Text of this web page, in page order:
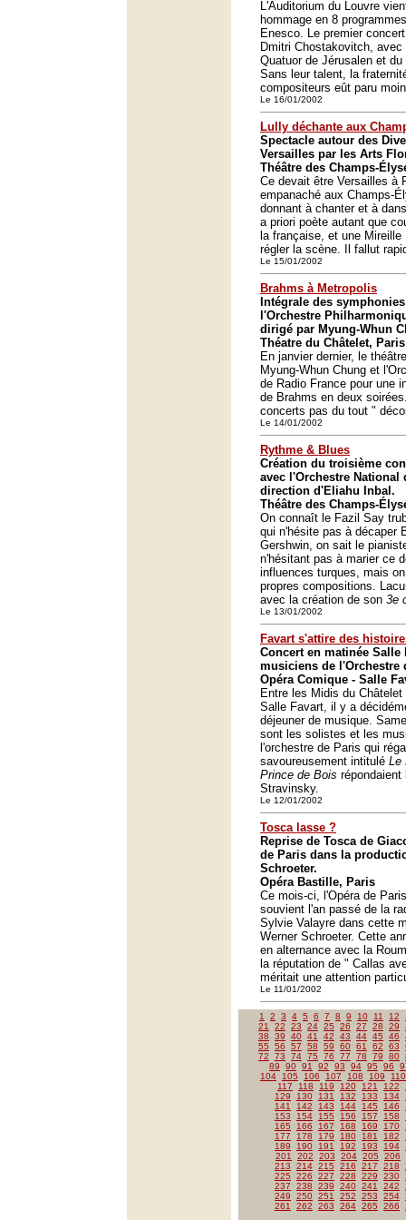
L'Auditorium du Louvre
hommage en 8
Enesco. Le premier
Dmitri Chostakovitch,
Quatuor de Jérusalen et
Sans leur talent, la
compositeurs eût paru
Le 16/01/2002
Lully déchante aux
Spectacle autour des
Versailles par les Arts
Théâtre des Champs-
Ce devait être Versailles à
empanaché aux Champs-
donnant à chanter et à
a priori poète autant que
la française, et une
régler la scène. Il fallut
Le 15/01/2002
Brahms à Metropolis
Intégrale des
l'Orchestre
dirigé par Myung-Whun
Théatre du Châtelet, Paris
En janvier dernier, le
Myung-Whun Chung et
de Radio France pour une
de Brahms en deux
concerts pas du tout "
Le 14/01/2002
Rythme & Blues
Création du troisième
avec l'Orchestre National
direction d'Eliahu Inbal.
Théâtre des Champs-
On connaît le Fazil Say
qui n'hésite pas à décaper
Gershwin, on sait le
n'hésitant pas à marier ce
influences turques, mais
propres compositions.
avec la création de son 3e
Le 13/01/2002
Favart s'attire des
Concert en matinée Salle
musiciens de l'Orchestre
Opéra Comique - Salle
Entre les Midis du
Salle Favart, il y a
déjeuner de musique.
sont les solistes et les
l'orchestre de Paris qui
savoureusement intitulé Le
Prince de Bois
Stravinsky.
Le 12/01/2002
Tosca lasse ?
Reprise de Tosca de
de Paris dans la
Schroeter.
Opéra Bastille, Paris
Ce mois-ci, l'Opéra de
souvient l'an passé de la
Sylvie Valayre dans cette
Werner Schroeter. Cette
en alternance avec la
la réputation de " Callas
méritait une attention
Le 11/01/2002
1 2 3 4 5 6 7 8 9 10 11 12
21
22 23 24 25 26 27 28 29
38
39 40 41 42 43 44 45 46
55
56 57 58 59 60 61 62 63
72
73 74 75 76 77 78 79 80
89
90 91 92 93 94 95 96
104
105 106 107 108 109
110
117
118 119 120 121 122
129
130 131 132 133 134
141
142 143 144 145 146
153
154 155 156 157 158
165
166 167 168 169 170
177
178 179 180 181 182
189
190 191 192 193 194
201
202 203 204 205
206
213
214 215 216 217 218
225
226 227 228 229 230
237
238 239 240 241 242
249
250 251 252 253 254
261
262 263 264 265 266